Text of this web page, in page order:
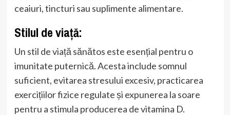
ceaiuri, tincturi sau suplimente alimentare.
Stilul de viață:
Un stil de viață sănătos este esențial pentru o
imunitate puternică. Acesta include somnul
suficient, evitarea stresului excesiv, practicarea
exercițiilor fizice regulate și expunerea la soare
pentru a stimula producerea de vitamina D.